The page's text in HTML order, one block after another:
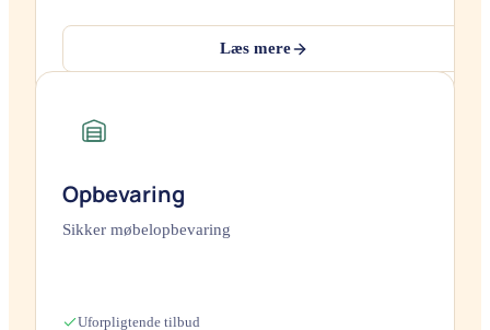
Læs mere
Opbevaring
Sikker møbelopbevaring
Uforpligtende tilbud